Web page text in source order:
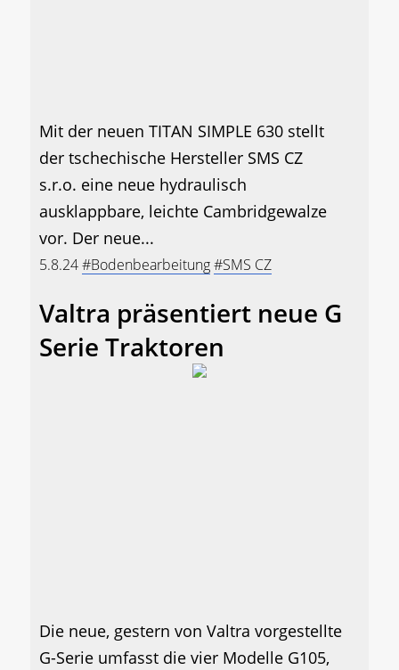
Mit der neuen TITAN SIMPLE 630 stellt
der tschechische Hersteller SMS CZ
s.r.o. eine neue hydraulisch
ausklappbare, leichte Cambridgewalze
vor. Der neue...
5.8.24#Bodenbearbeitung#SMS CZ
Valtra präsentiert neue G
Serie Traktoren
Die neue, gestern von Valtra vorgestellte
G-Serie umfasst die vier Modelle G105,